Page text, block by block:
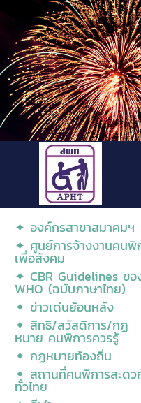
✦ องค์กรสาขาสมาคมฯ
✦ ศูนย์การจ้างงานคนพิ
เพื่อสังคม
✦ CBR Guidelines ขอ
WHO (ฉบับภาษาไทย)
✦ ข่าวเด่นย้อนหลัง
✦ สิทธิ/สวัสดิการ/กฏ
หมาย คนพิการควรรู้
✦ กฏหมายท้องถิ่น
✦ สถานที่คนพิการสะดว
ทั่วไทย